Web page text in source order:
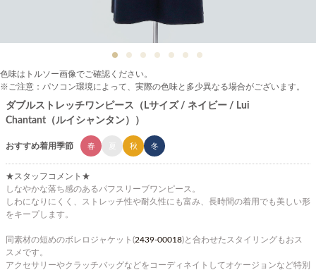
色味はトルソー画像でご確認ください。
※ご注意：パソコン環境によって、実際の色味と多少異なる場合がございます。
ダブルストレッチワンピース（Lサイズ / ネイビー / Lui
Chantant（ルイシャンタン））
おすすめ着用季節 春 秋 冬
★スタッフコメント★
しなやかな落ち感のあるパフスリーブワンピース。
しわになりにくく、ストレッチ性や耐久性にも富み、長時間の着用でも美しい形
をキープします。
同素材の短めのボレロジャケット(2439-00018)と合わせたスタイリングもおス
スメです。
アクセサリーやクラッチバッグなどをコーディネイトしてオケージョンなど特別